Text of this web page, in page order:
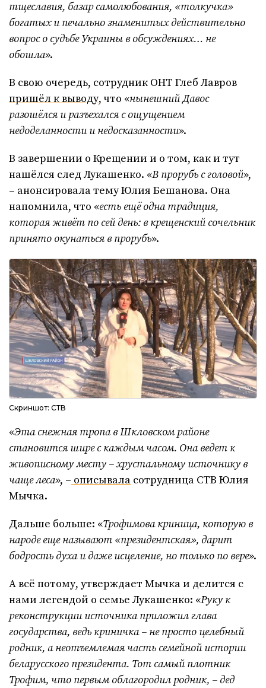
тщеславия, базар самолюбования, «толкучка»
богатых и печально знаменитых действительно
вопрос о судьбе Украины в обсуждениях… не
обошла».
В свою очередь, сотрудник ОНТ Глеб Лавров
пришёл к выводу, что «нынешний Давос
разошёлся и разъехался с ощущением
недоделанности и недосказанности».
В завершении о Крещении и о том, как и тут
нашёлся след Лукашенко. «В прорубь с головой»,
– анонсировала тему Юлия Бешанова. Она
напомнила, что «есть ещё одна традиция,
которая живёт по сей день: в крещенский сочельник
принято окунаться в прорубь».
Скриншот: СТВ
«Эта снежная тропа в Шкловском районе
становится шире с каждым часом. Она ведет к
живописному месту – хрустальному источнику в
чаще леса», – описывала сотрудница СТВ Юлия
Мычка.
Дальше больше: «Трофимова криница, которую в
народе еще называют «президентская», дарит
бодрость духа и даже исцеление, но только по вере».
А всё потому, утверждает Мычка и делится с
нами легендой о семье Лукашенко: «Руку к
реконструкции источника приложил глава
государства, ведь криничка – не просто целебный
родник, а неотъемлемая часть семейной истории
беларусского президента. Тот самый плотник
Трофим, что первым облагородил родник, – дед